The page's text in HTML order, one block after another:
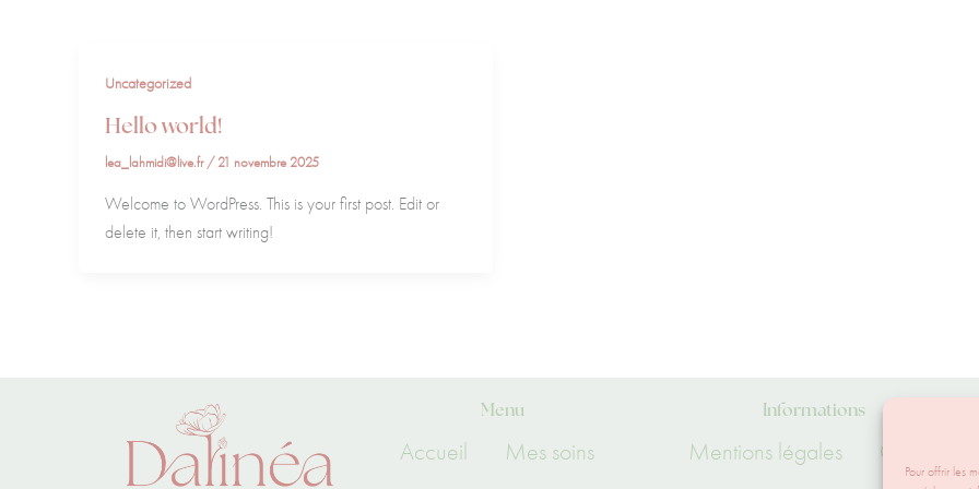
Pour offrir les
Uncategorized
Hello world!
lea_lahmidi@live.fr / 21 novembre 2025
Welcome to WordPress. This is your first post. Edit or
delete it, then start writing!
Menu
Accueil Mes soins
Informations
Mentions légales CGU